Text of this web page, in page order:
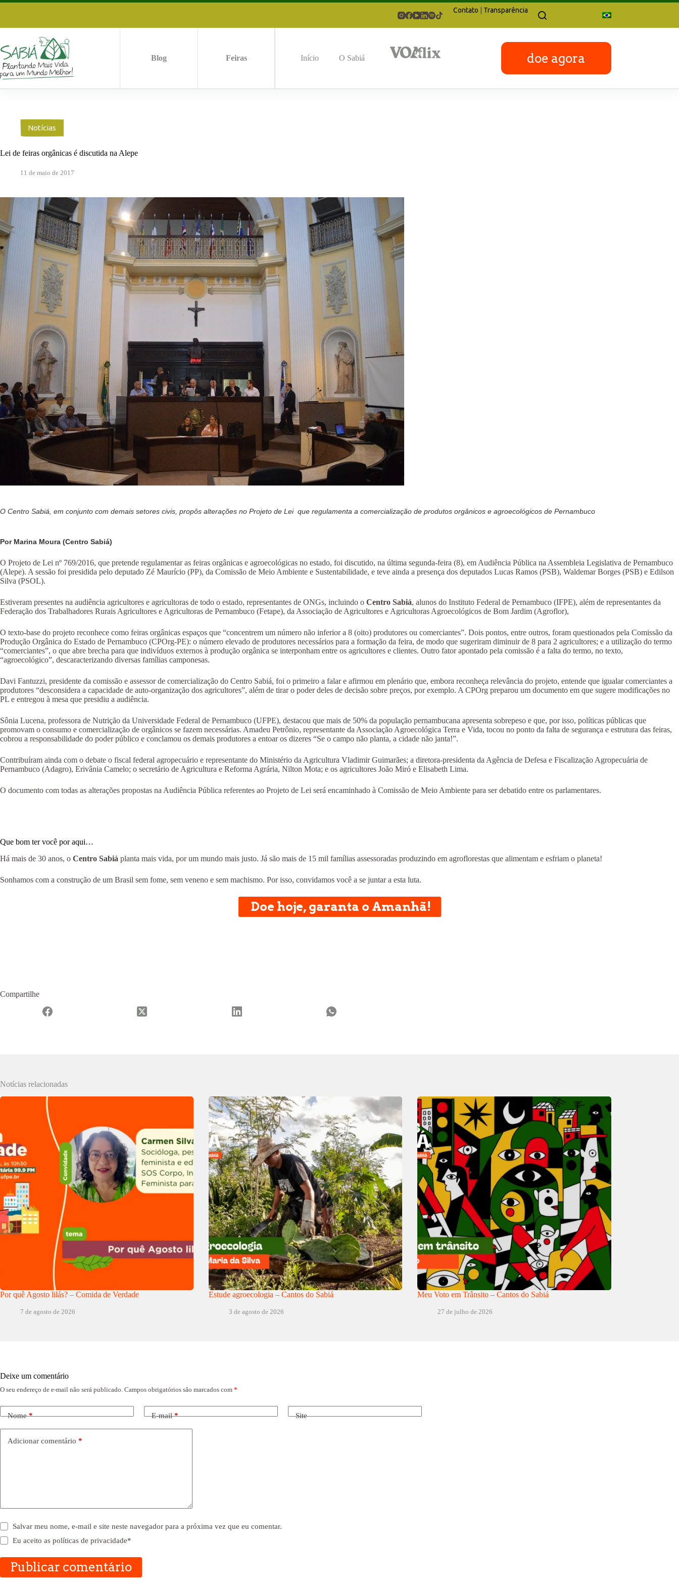
Pular
Contato | Transparência
Blog Feiras Início O Sabiá doe agora
Notícias
Lei de feiras orgânicas é discutida na Alepe
11 de maio de 2017
O Centro Sabiá, em conjunto com demais setores civis, propôs alterações no Projeto de Lei que regulamenta a comercialização de produtos orgânicos e agroecológicos de Pernambuco
Por Marina Moura (Centro Sabiá)
O Projeto de Lei nº 769/2016, que pretende regulamentar as feiras orgânicas e agroecológicas no estado, foi discutido, na última segunda-feira (8), em Audiência Pública na Assembleia Legislativa de Pernambuco
(Alepe). A sessão foi presidida pelo deputado Zé Maurício (PP), da Comissão de Meio Ambiente e Sustentabilidade, e teve ainda a presença dos deputados Lucas Ramos (PSB), Waldemar Borges (PSB) e Edilson
Silva (PSOL).
Estiveram presentes na audiência agricultores e agricultoras de todo o estado, representantes de ONGs, incluindo o Centro Sabiá, alunos do Instituto Federal de Pernambuco (IFPE), além de representantes da
Federação dos Trabalhadores Rurais Agricultores e Agricultoras de Pernambuco (Fetape), da Associação de Agricultores e Agricultoras Agroecológicos de Bom Jardim (Agroflor),
O texto-base do projeto reconhece como feiras orgânicas espaços que “concentrem um número não inferior a 8 (oito) produtores ou comerciantes”. Dois pontos, entre outros, foram questionados pela Comissão da
Produção Orgânica do Estado de Pernambuco (CPOrg-PE): o número elevado de produtores necessários para a formação da feira, de modo que sugeriram diminuir de 8 para 2 agricultores; e a utilização do termo
“comerciantes”, o que abre brecha para que indivíduos externos à produção orgânica se interponham entre os agricultores e clientes. Outro fator apontado pela comissão é a falta do termo, no texto,
“agroecológico”, descaracterizando diversas famílias camponesas.
Davi Fantuzzi, presidente da comissão e assessor de comercialização do Centro Sabiá, foi o primeiro a falar e afirmou em plenário que, embora reconheça relevância do projeto, entende que igualar comerciantes a
produtores “desconsidera a capacidade de auto-organização dos agricultores”, além de tirar o poder deles de decisão sobre preços, por exemplo. A CPOrg preparou um documento em que sugere modificações no
PL e entregou à mesa que presidiu a audiência.
Sônia Lucena, professora de Nutrição da Universidade Federal de Pernambuco (UFPE), destacou que mais de 50% da população pernambucana apresenta sobrepeso e que, por isso, políticas públicas que
promovam o consumo e comercialização de orgânicos se fazem necessárias. Amadeu Petrônio, representante da Associação Agroecológica Terra e Vida, tocou no ponto da falta de segurança e estrutura das feiras,
cobrou a responsabilidade do poder público e conclamou os demais produtores a entoar os dizeres “Se o campo não planta, a cidade não janta!”.
Contribuíram ainda com o debate o fiscal federal agropecuário e representante do Ministério da Agricultura Vladimir Guimarães; a diretora-presidenta da Agência de Defesa e Fiscalização Agropecuária de
Pernambuco (Adagro), Erivânia Camelo; o secretário de Agricultura e Reforma Agrária, Nilton Mota; e os agricultores João Miró e Elisabeth Lima.
O documento com todas as alterações propostas na Audiência Pública referentes ao Projeto de Lei será encaminhado à Comissão de Meio Ambiente para ser debatido entre os parlamentares.
Que bom ter você por aqui…
Há mais de 30 anos, o Centro Sabiá planta mais vida, por um mundo mais justo. Já são mais de 15 mil famílias assessoradas produzindo em agroflorestas que alimentam e esfriam o planeta!
Sonhamos com a construção de um Brasil sem fome, sem veneno e sem machismo. Por isso, convidamos você a se juntar a esta luta.
Doe hoje, garanta o Amanhã!
Compartilhe
Notícias relacionadas
Por quê Agosto lilás? – Comida de Verdade
7 de agosto de 2026
Estude agroecologia – Cantos do Sabiá
3 de agosto de 2026
Meu Voto em Trânsito – Cantos do Sabiá
27 de julho de 2026
Deixe um comentário
O seu endereço de e-mail não será publicado. Campos obrigatórios são marcados com *
Nome* E-mail* Site
Adicionar comentário *
Salvar meu nome, e-mail e site neste navegador para a próxima vez que eu comentar.
Eu aceito aspolíticas de privacidade*
Publicar comentário